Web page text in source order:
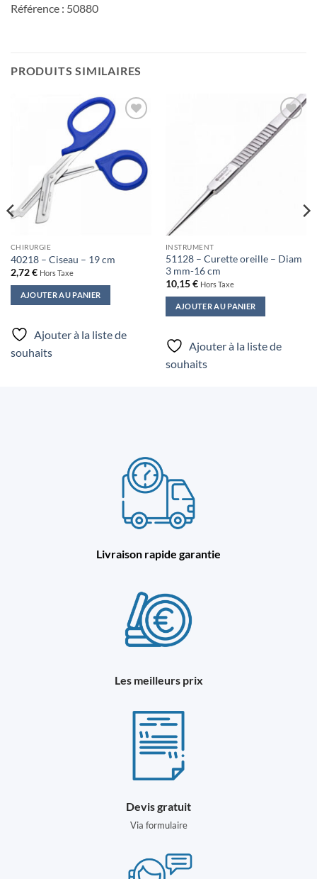
Référence : 50880
PRODUITS SIMILAIRES
de
souhaits
CHIRURGIE
40218 – Ciseau – 19 cm
2,72€ Hors Taxe
AJOUTER AU PANIER
Ajouter à la liste de
souhaits
Ajouter
à la liste
INSTRUMENT
51128 – Curette oreille – Diam
3 mm-16 cm
10,15€ Hors Taxe
AJOUTER AU PANIER
Ajouter à la liste de
souhaits
Livraison rapide garantie
Les meilleurs prix
Devis gratuit
Via formulaire